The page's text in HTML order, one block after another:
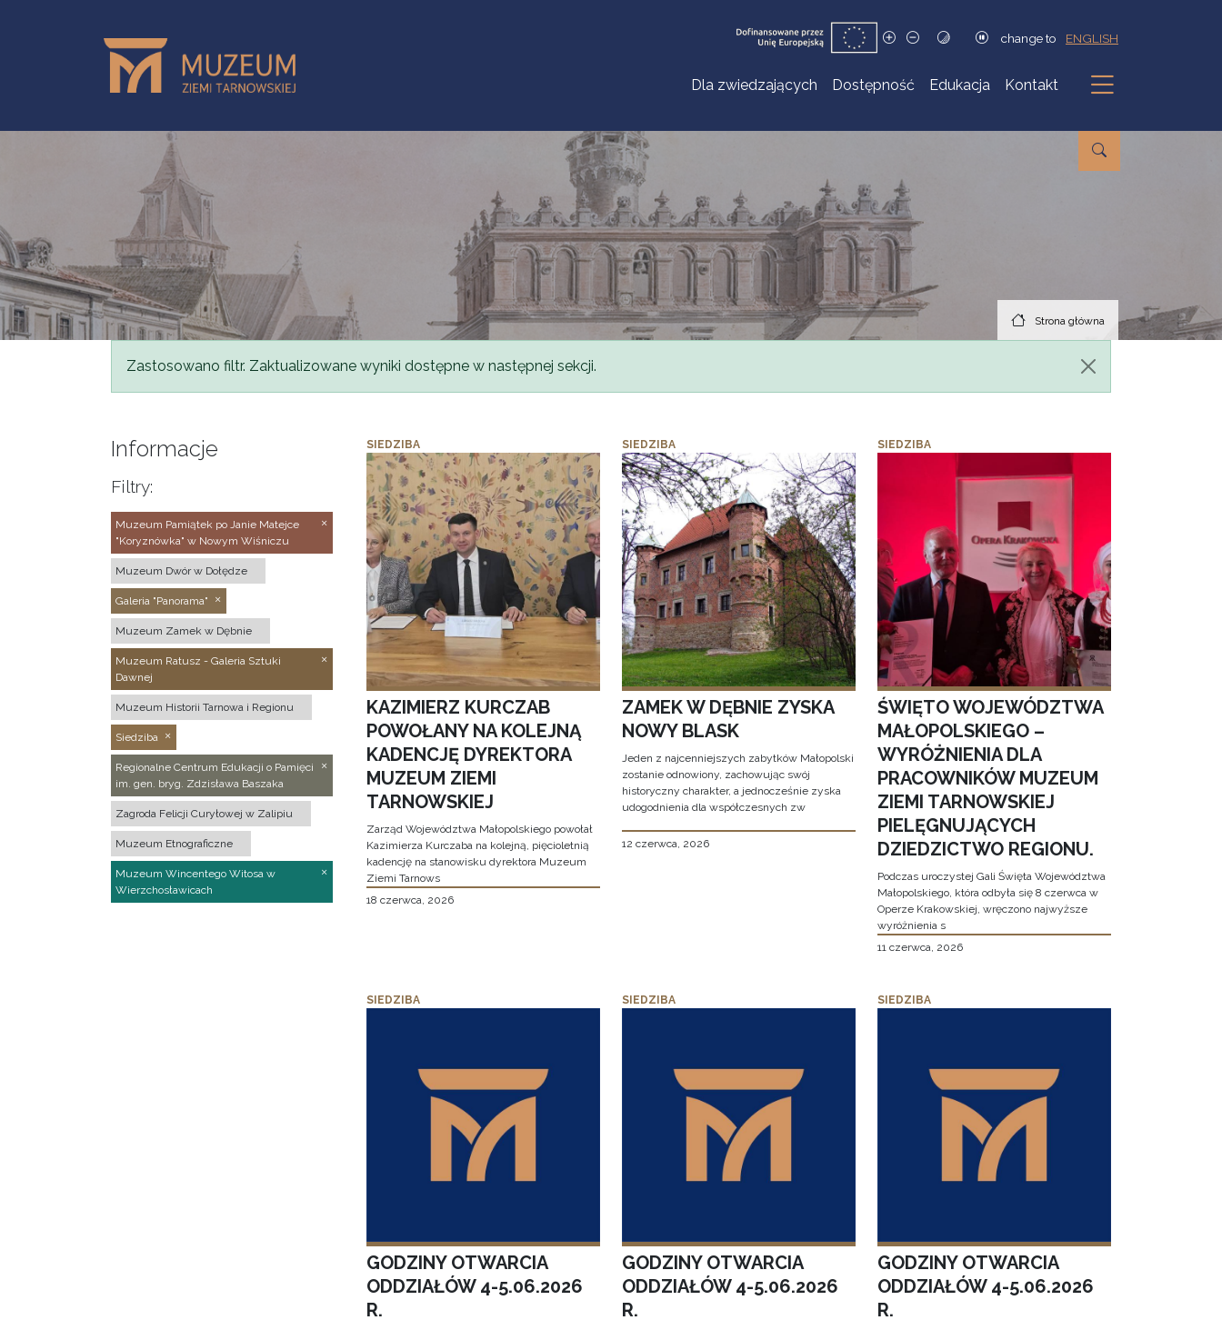
change to ENGLISH
Dla zwiedzających Dostępność Edukacja Kontakt
Podmenu
Strona główna
Komunikat
Zastosowano filtr. Zaktualizowane wyniki dostępne w następnej sekcji.
Informacje
Filtry:
Muzeum Pamiątek po Janie Matejce
"Koryznówka" w Nowym Wiśniczu
Muzeum Dwór w Dołędze
Galeria "Panorama"
Muzeum Zamek w Dębnie
Muzeum Ratusz - Galeria Sztuki
Dawnej
Muzeum Historii Tarnowa i Regionu
Siedziba
Regionalne Centrum Edukacji o Pamięci
im. gen. bryg. Zdzisława Baszaka
Zagroda Felicji Curyłowej w Zalipiu
Muzeum Etnograficzne
Muzeum Wincentego Witosa w
Wierzchosławicach
SIEDZIBA
KAZIMIERZ KURCZAB
POWOŁANY NA KOLEJNĄ
KADENCJĘ DYREKTORA
MUZEUM ZIEMI
TARNOWSKIEJ
Zarząd Województwa Małopolskiego powołał
Kazimierza Kurczaba na kolejną, pięcioletnią
kadencję na stanowisku dyrektora Muzeum
Ziemi Tarnows
18 czerwca, 2026
SIEDZIBA
ZAMEK W DĘBNIE ZYSKA
NOWY BLASK
Jeden z najcenniejszych zabytków Małopolski
zostanie odnowiony, zachowując swój
historyczny charakter, a jednocześnie zyska
udogodnienia dla współczesnych zw
12 czerwca, 2026
SIEDZIBA
ŚWIĘTO WOJEWÓDZTWA
MAŁOPOLSKIEGO –
WYRÓŻNIENIA DLA
PRACOWNIKÓW MUZEUM
ZIEMI TARNOWSKIEJ
PIELĘGNUJĄCYCH
DZIEDZICTWO REGIONU.
Podczas uroczystej Gali Święta Województwa
Małopolskiego, która odbyła się 8 czerwca w
Operze Krakowskiej, wręczono najwyższe
wyróżnienia s
11 czerwca, 2026
SIEDZIBA
GODZINY OTWARCIA
ODDZIAŁÓW 4-5.06.2026
R.
SIEDZIBA
GODZINY OTWARCIA
ODDZIAŁÓW 4-5.06.2026
R.
SIEDZIBA
GODZINY OTWARCIA
ODDZIAŁÓW 4-5.06.2026
R.